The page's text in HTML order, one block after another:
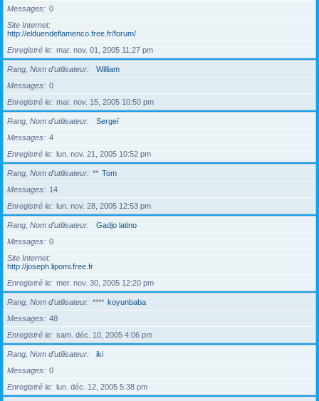
Messages
0
Site Internet
http://elduendeflamenco.free.fr/forum/
Enregistré le
mar. nov. 01, 2005 11:27 pm
Rang, Nom d’utilisateur
William
Messages
0
Enregistré le
mar. nov. 15, 2005 10:50 pm
Rang, Nom d’utilisateur
Sergeï
Messages
4
Enregistré le
lun. nov. 21, 2005 10:52 pm
Rang, Nom d’utilisateur ** Tom
Messages
14
Enregistré le
lun. nov. 28, 2005 12:53 pm
Rang, Nom d’utilisateur
Gadjo latino
Messages
0
Site Internet
http://joseph.lipomi.free.fr
Enregistré le
mer. nov. 30, 2005 12:20 pm
Rang, Nom d’utilisateur **** koyunbaba
Messages
48
Enregistré le
sam. déc. 10, 2005 4:06 pm
Rang, Nom d’utilisateur
iki
Messages
0
Enregistré le
lun. déc. 12, 2005 5:38 pm